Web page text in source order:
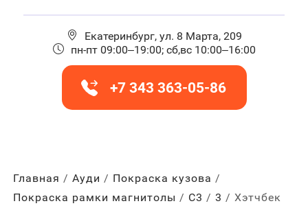
Екатеринбург, ул. 8 Марта, 209
пн-пт 09:00–19:00; сб,вс 10:00–16:00
+7 343 363-05-86
Главная Ауди
Покраска кузова
Покраска рамки магнитолы
С3 3 Хэтчбек